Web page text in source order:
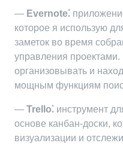
— Evernote⁚
которое я использую
заметок во время
управления проектами.
организовывать и
мощным функциям
— Trello⁚ инструмент
основе канбан-доски,
визуализации и